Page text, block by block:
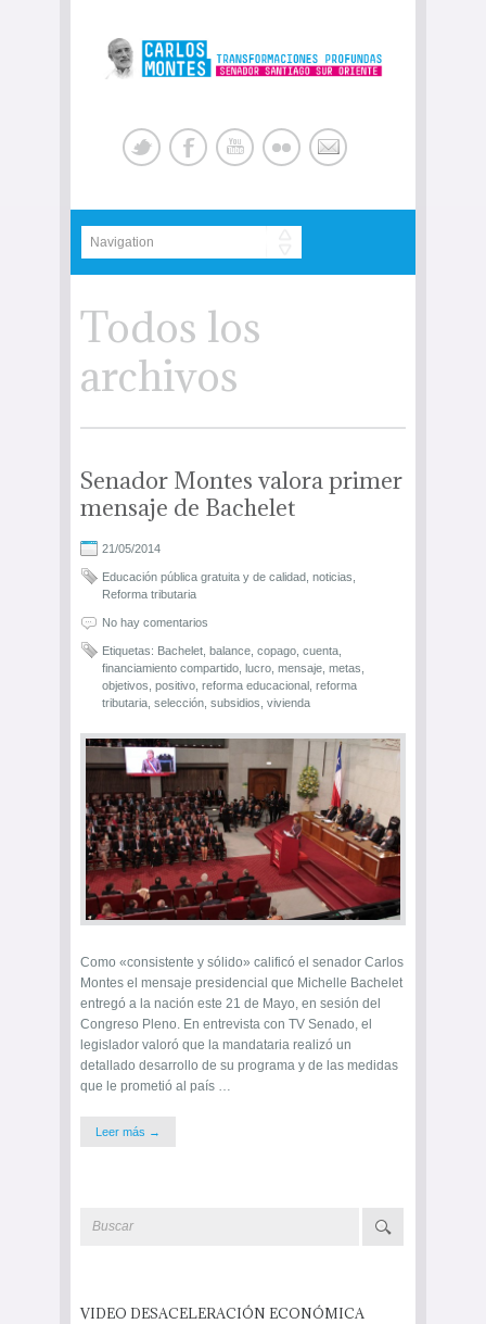
Todos los
archivos
Senador Montes valora primer
mensaje de Bachelet
21/05/2014
Educación pública gratuita y de calidad noticias
Reforma tributaria
No hay comentarios
Etiquetas: Bachelet balance copago cuenta
financiamiento compartido lucro mensaje metas
objetivos positivo reforma educacional reforma
tributaria selección subsidios vivienda
Como «consistente y sólido» calificó el senador Carlos
Montes el mensaje presidencial que Michelle Bachelet
entregó a la nación este 21 de Mayo, en sesión del
Congreso Pleno. En entrevista con TV Senado, el
legislador valoró que la mandataria realizó un
detallado desarrollo de su programa y de las medidas
que le prometió al país …
Leer más →
VIDEO DESACELERACIÓN ECONÓMICA